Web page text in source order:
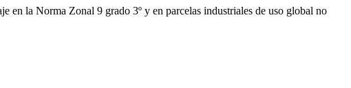
la Norma Zonal 9 grado 3º y en parcelas industriales de uso global no